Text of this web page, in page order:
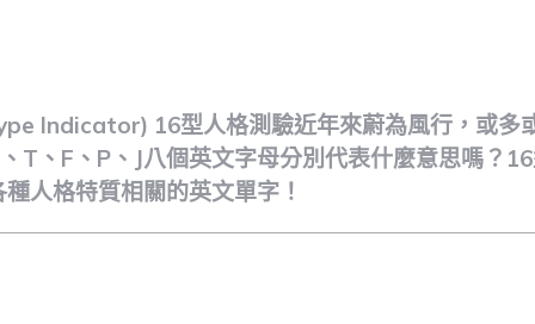
Indicator) 16型人格測驗近年來蔚為風行，或多
T、F、P、J八個英文字母分別代表什麼意思嗎？
人格特質相關的英文單字！